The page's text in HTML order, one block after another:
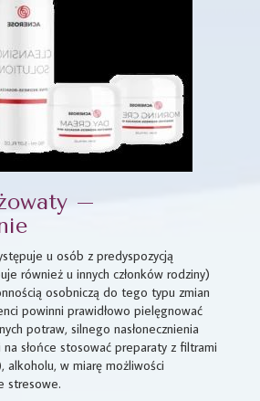
–
u osób z predyspozycją
również u innych członków rodziny)
osobniczą do tego typu zmian
powinni prawidłowo pielęgnować
potraw, silnego nasłonecznienia
słońce stosować preparaty z filtrami
alkoholu, w miarę możliwości
stresowe.